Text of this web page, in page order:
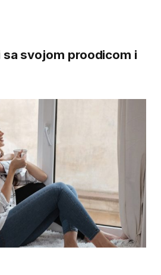
svojom proodicom i